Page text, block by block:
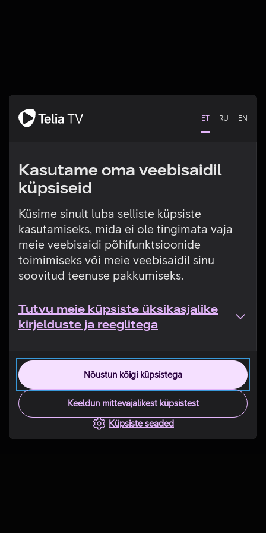
ET RU EN
Kasutame oma veebisaidil
küpsiseid
Küsime sinult luba selliste küpsiste
kasutamiseks, mida ei ole tingimata vaja
meie veebisaidi põhifunktsioonide
toimimiseks või meie veebisaidil sinu
soovitud teenuse pakkumiseks.
Tutvu meie küpsiste üksikasjalike
kirjelduste ja reeglitega
Nõustun kõigi küpsistega
Keeldun mittevajalikest küpsistest
Küpsiste seaded
Tehniline viga